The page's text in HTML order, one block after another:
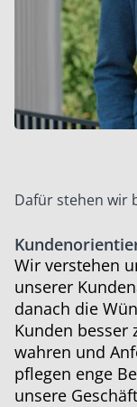
Dafür stehen wir
Wir verstehen
unserer
danach die
Kunden besser
wahren und
pflegen enge
unsere